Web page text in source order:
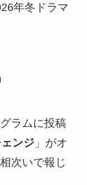
年冬ドラマ
ラムに投稿
ンジ」がオ
次いで報じ